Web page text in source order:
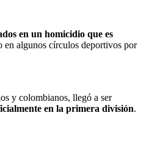
en un homicidio que es
en algunos círculos deportivos por
y colombianos, llegó a ser
en la primera división.